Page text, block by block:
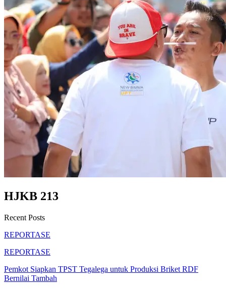
HJKB 213
Recent Posts
REPORTASE
REPORTASE
Pemkot Siapkan TPST Tegalega untuk Produksi Briket RDF
Bernilai Tambah